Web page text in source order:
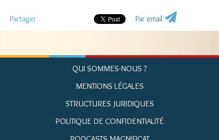
Partager Par email
QUI SOMMES-NOUS ?
MENTIONS LÉGALES
STRUCTURES JURIDIQUES
POLITIQUE DE CONFIDENTIALITÉ